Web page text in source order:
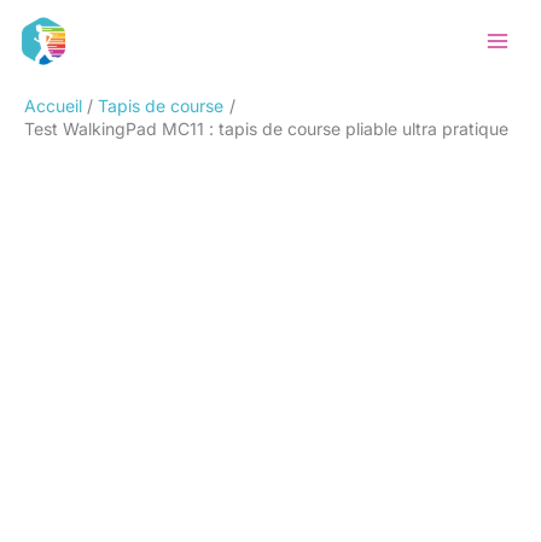
Accueil
Tapis de course
Test WalkingPad MC11 : tapis de course pliable ultra pratique
Rechercher